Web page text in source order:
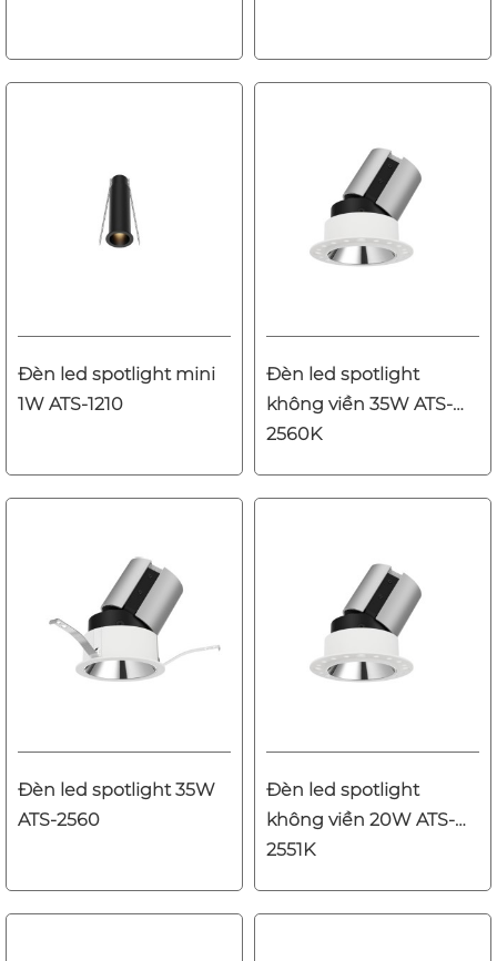
Đèn led spotlight mini
1W ATS-1210
Đèn led spotlight
không viền 35W ATS-
2560K
Đèn led spotlight 35W
ATS-2560
Đèn led spotlight
không viền 20W ATS-
2551K